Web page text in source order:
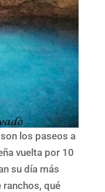
los paseos a
vuelta por 10
su día más
qué